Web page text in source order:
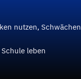
nutzen, Schwächen
leben